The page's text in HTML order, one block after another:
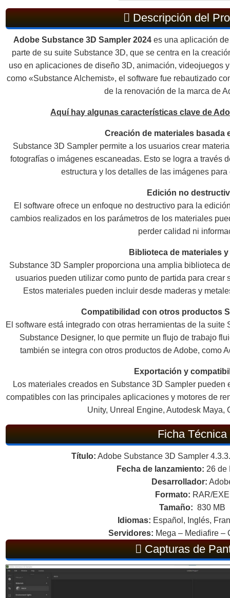
Descripción del
Adobe Substance 3D Sampler 2024es una aplicación de
parte de su suite Substance 3D, que se centra en la
uso en aplicaciones de diseño 3D, animación, videojuegos
como «Substance Alchemist», el software fue rebautizado
de la renovación de la marca de
Aquí hay algunas características clave de
Creación de materiales basada
Substance 3D Sampler permite a los usuarios crear
fotografías o imágenes escaneadas. Esto se logra a través
estructura y los detalles de las imágenes
Edición no
El software ofrece un enfoque no destructivo para la
cambios realizados en los parámetros de los materiales
perder calidad ni
Biblioteca de materiales
Substance 3D Sampler proporciona una amplia biblioteca
usuarios pueden utilizar como punto de partida para
Estos materiales pueden incluir desde maderas y
Compatibilidad con otros productos
El software está integrado con otras herramientas de la
Substance Designer, lo que permite un flujo de trabajo
también se integra con otros productos de Adobe, como
Exportación y
Los materiales creados en Substance 3D Sampler pueden
compatibles con las principales aplicaciones y motores de
Unity, Unreal Engine, Autodesk Maya,
Ficha Técnica
Título: Adobe Substance 3D Sampler
Fecha de lanzamiento: 26 de
Desarrollador:
Formato: RAR/EXE
Tamaño: 830 MB
Idiomas: Español, Inglés,
Servidores: Mega – Mediafire –
Capturas de